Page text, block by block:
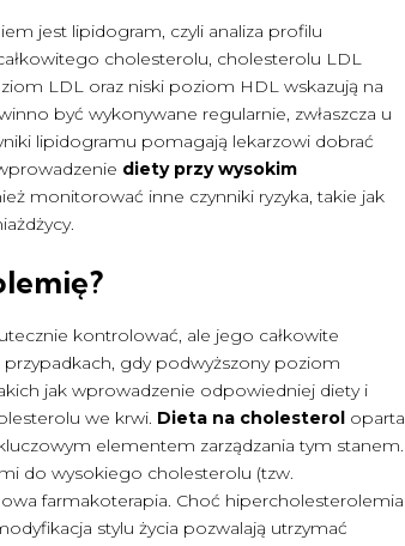
jest lipidogram, czyli analiza profilu
cholesterolu, cholesterolu LDL
LDL oraz niski poziom HDL wskazują na
być wykonywane regularnie, zwłaszcza u
lipidogramu pomagają lekarzowi dobrać
diety przy wysokim
monitorować inne czynniki ryzyka, takie jak
kontrolować, ale jego całkowite
gdy podwyższony poziom
jak wprowadzenie odpowiedniej diety i
we krwi. Dieta na cholesterol oparta
elementem zarządzania tym stanem.
do wysokiego cholesterolu (tzw.
farmakoterapia. Choć hipercholesterolemia
stylu życia pozwalają utrzymać